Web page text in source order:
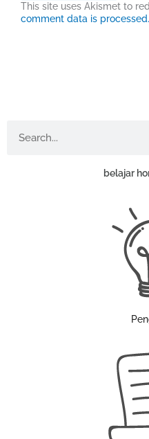
This site uses Akismet to
comment data is processed.
belajar